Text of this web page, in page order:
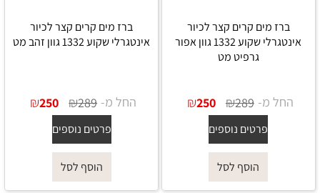
ברז מים קרים קצר לכיור
אינטגרלי שקוע 1332 גוון אפור
גרפיט מט
החל מ- ₪289
₪250
פרטים נוספים
הוסף לסל
ברז מים קרים קצר לכיור
אינטגרלי שקוע 1332 גוון זהב מט
החל מ- ₪289
₪250
פרטים נוספים
הוסף לסל